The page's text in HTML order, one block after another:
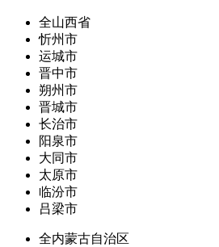
全山西省
忻州市
运城市
晋中市
朔州市
晋城市
长治市
阳泉市
大同市
太原市
临汾市
吕梁市
全内蒙古自治区